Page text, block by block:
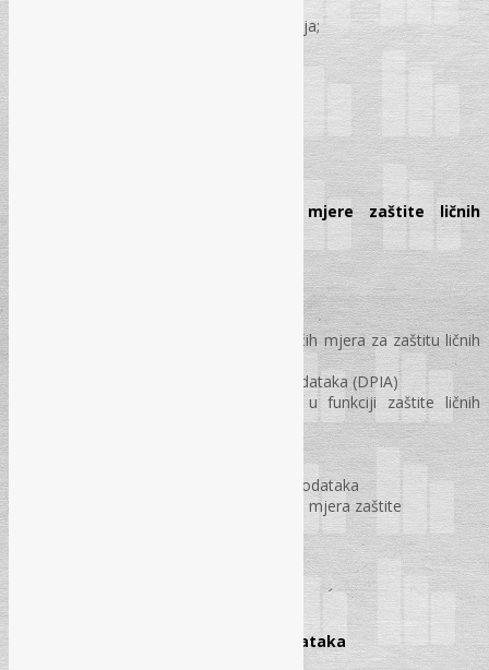
Nezavisni nadzorni organ i ovlaštenja;
Tema: Tehničke i organizacione mjere zaštite ličnih
Obaveza poduzimanja odgovarajućih mjera za zaštitu ličnih
Procjena učinka na zaštitu ličnih podataka (DPIA)
Anonimizacija i pseudonimizacija u funkciji zaštite ličnih
Sistem upravljanja zaštitom ličnih podataka
Ugovor o obradi podataka – pitanje mjera zaštite
Tema: Službenik za zaštitu ličnih podataka